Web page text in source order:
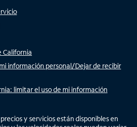
California
información personal/Dejar de recibir
limitar el uso de mi información
y servicios están disponibles en